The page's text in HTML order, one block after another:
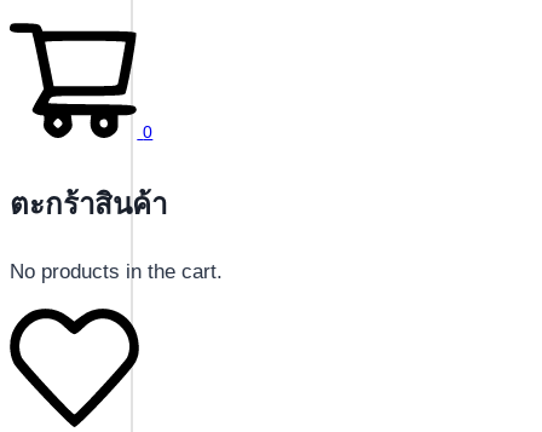
0
ตะกร้าสินค้า
No products in the cart.